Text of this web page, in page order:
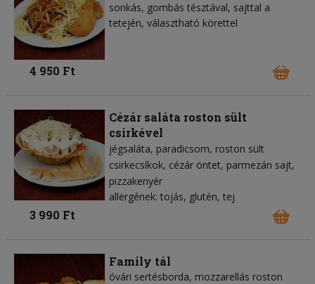
sonkás, gombás tésztával, sajttal a
tetején, választható körettel
4 950 Ft
Cézár saláta roston sült
csirkével
jégsaláta paradicsom roston sült
csirkecsíkok cézár öntet parmezán sajt
pizzakenyér
allergének: tojás, glutén, tej
3 990 Ft
Family tál
óvári sertésborda, mozzarellás roston